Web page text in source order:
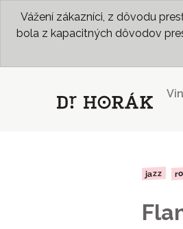
Vážení zákazníci, z dôvodu
bola z kapacitných dôvodov
jazz